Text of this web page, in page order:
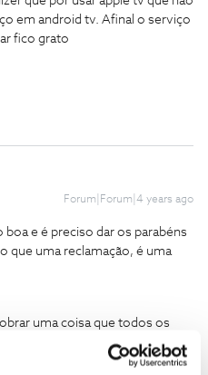
em android tv. Afinal o serviço
fico grato
Forum|Forum|4 years ago
e é preciso dar os parabéns
que uma reclamação, é uma
uma coisa que todos os